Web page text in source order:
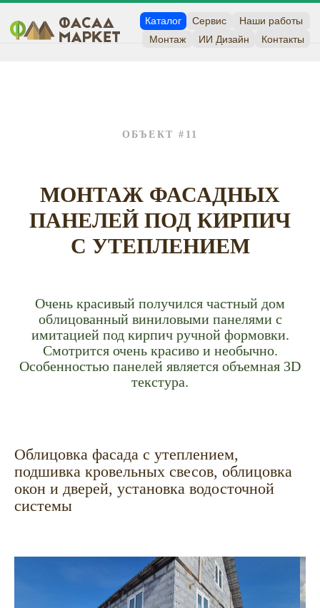
Сервис Наши работы
Монтаж ИИ Дизайн Контакты
ОБЪЕКТ #11
МОНТАЖ ФАСАДНЫХ
ПАНЕЛЕЙ ПОД КИРПИЧ
С УТЕПЛЕНИЕМ
Очень красивый получился частный дом
облицованный виниловыми панелями с
имитацией под кирпич ручной формовки.
Смотрится очень красиво и необычно.
Особенностью панелей является объемная 3D
текстура.
Облицовка фасада с утеплением,
подшивка кровельных свесов, облицовка
окон и дверей, установка водосточной
системы